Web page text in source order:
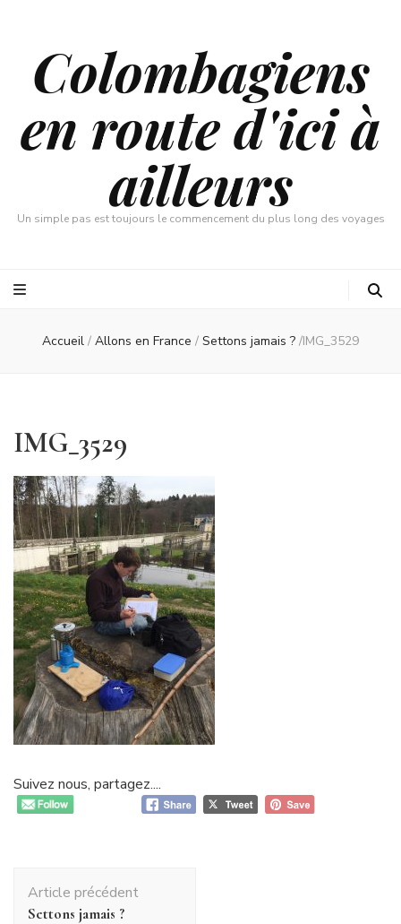
Colombagiens
en route d'ici à
ailleurs
Un simple pas est toujours le commencement du plus long des voyages
Accueil / Allons en France / Settons jamais ? /IMG_3529
IMG_3529
Suivez nous, partagez....
d'article
Article précédent
Settons jamais ?